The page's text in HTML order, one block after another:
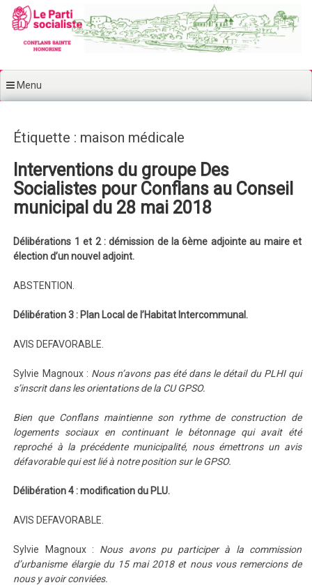
Aller au contenu principal
Menu
Étiquette : maison médicale
Interventions du groupe Des
Socialistes pour Conflans au Conseil
municipal du 28 mai 2018
Délibérations 1 et 2 : démission de la 6ème adjointe au maire et
élection d’un nouvel adjoint.
ABSTENTION.
Délibération 3 : Plan Local de l’Habitat Intercommunal.
AVIS DEFAVORABLE.
Sylvie Magnoux : Nous n’avons pas été dans le détail du PLHI qui
s’inscrit dans les orientations de la CU GPSO.
Bien que Conflans maintienne son rythme de construction de
logements sociaux en continuant le bétonnage qui avait été
reproché à la précédente municipalité, nous émettrons un avis
défavorable qui est lié à notre position sur le GPSO.
Délibération 4 : modification du PLU.
AVIS DEFAVORABLE.
Sylvie Magnoux : Nous avons pu participer à la commission
d’urbanisme élargie du 15 mai 2018 et nous vous remercions de
nous y avoir conviées.